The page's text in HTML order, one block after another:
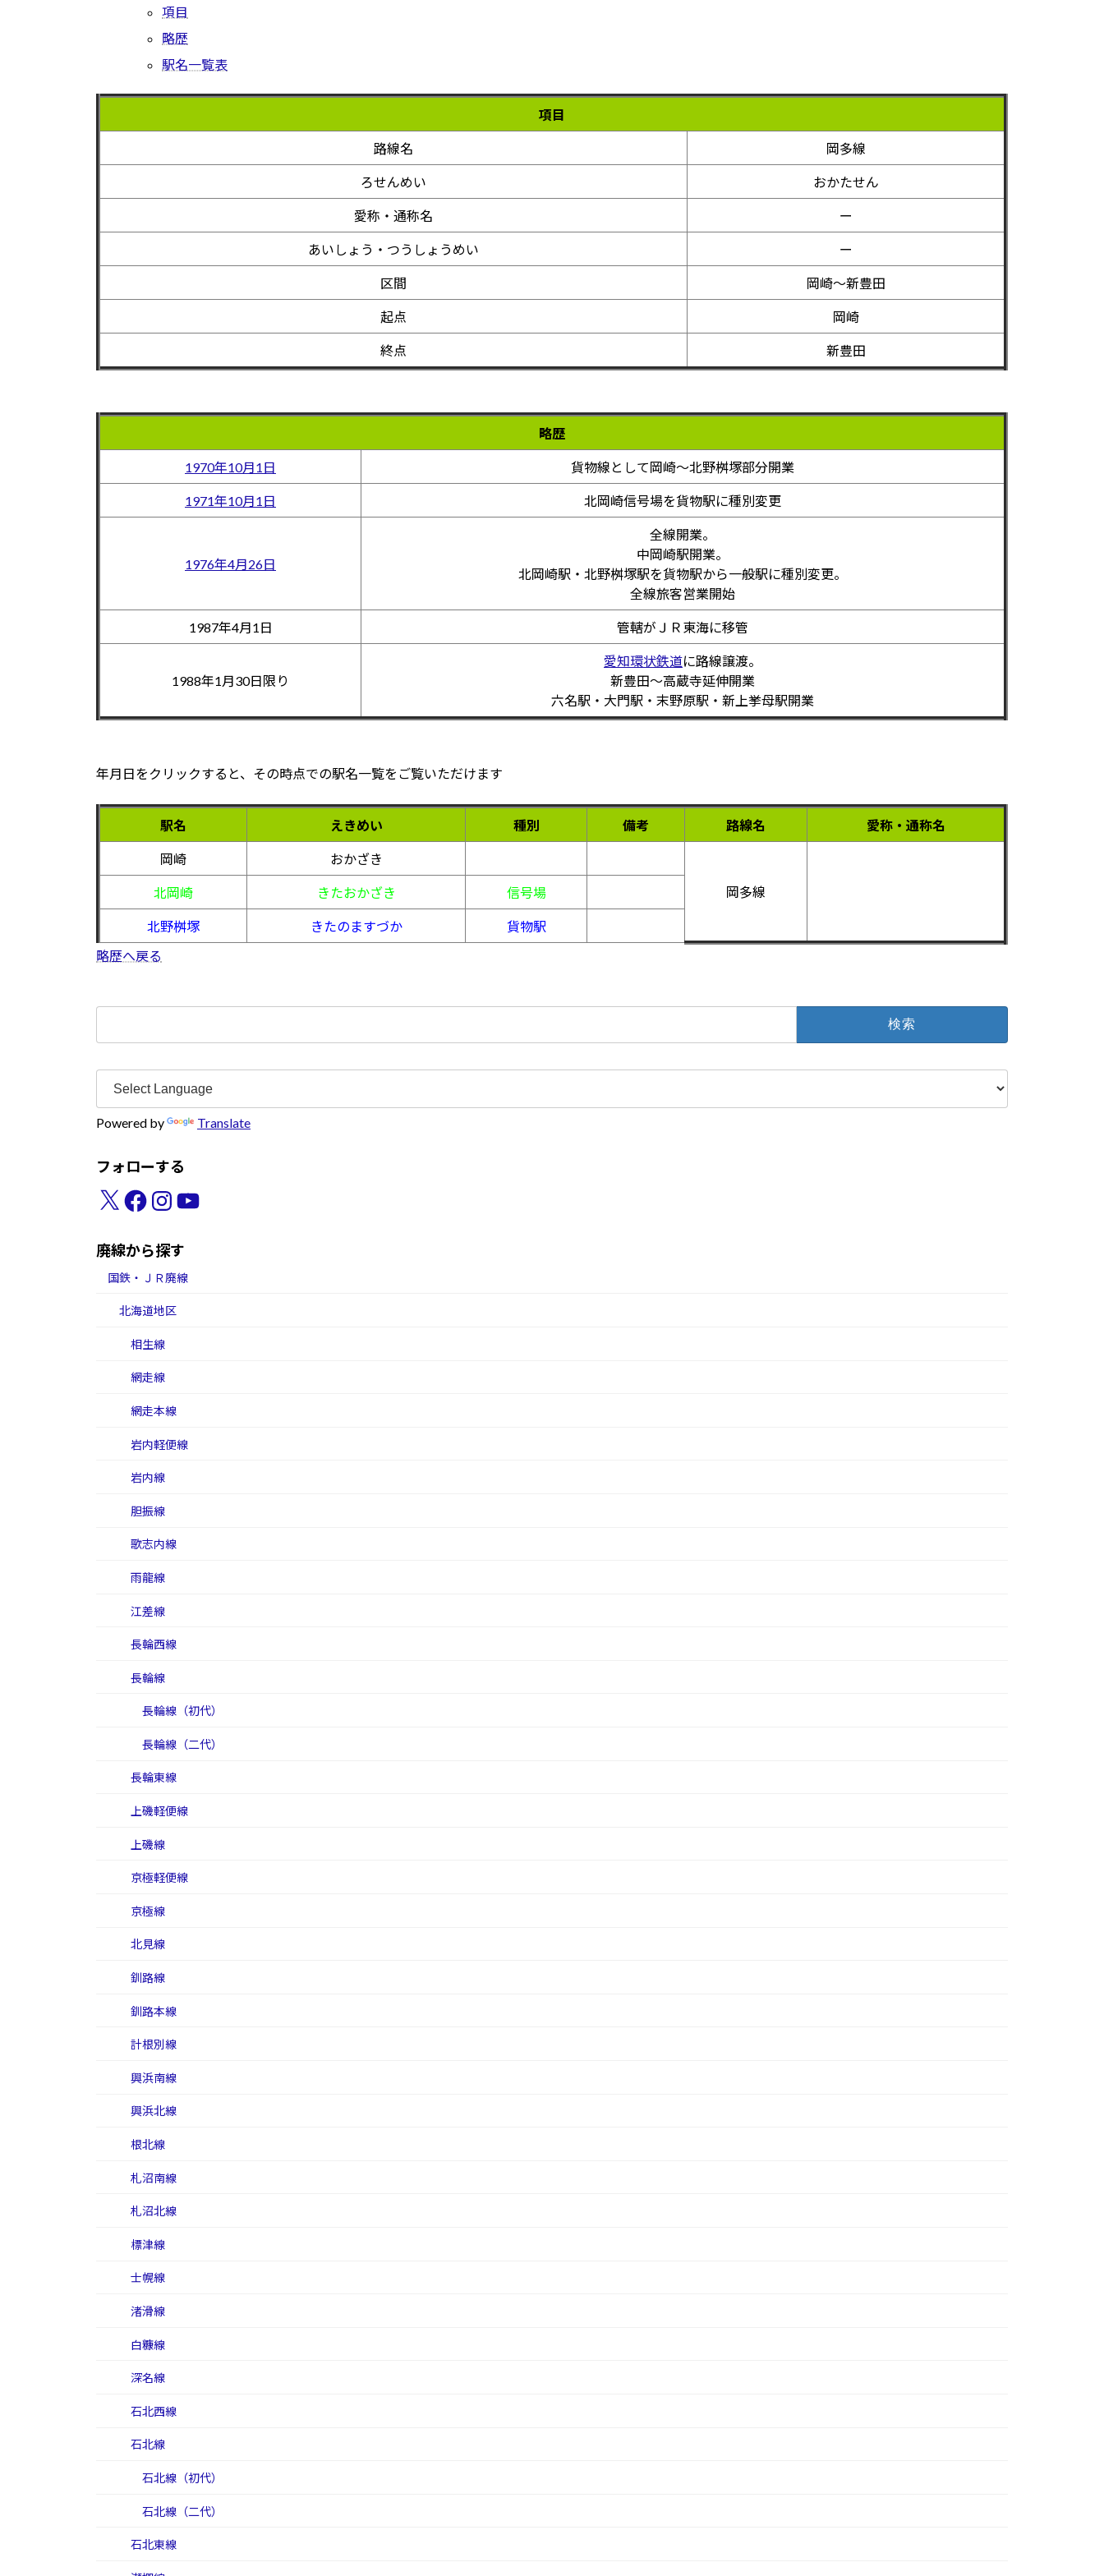
項目
略歴
駅名一覧表
項目
路線名 岡多線
ろせんめい おかたせん
愛称・通称名 ー
あいしょう・つうしょうめい ー
区間 岡崎～新豊田
起点 岡崎
終点 新豊田
略歴
1970年10月1日 貨物線として岡崎～北野桝塚部分開業
1971年10月1日 北岡崎信号場を貨物駅に種別変更
1976年4月26日
全線開業。
中岡崎駅開業。
北岡崎駅・北野桝塚駅を貨物駅から一般駅に種別変更。
全線旅客営業開始
1987年4月1日 管轄がＪＲ東海に移管
1988年1月30日限り
愛知環状鉄道に路線譲渡。
新豊田～高蔵寺延伸開業
六名駅・大門駅・末野原駅・新上挙母駅開業
年月日をクリックすると、その時点での駅名一覧をご覧いただけます
駅名 えきめい 種別 備考 路線名 愛称・通称名
岡崎 おかざき
岡多線
北岡崎 きたおかざき 信号場
北野桝塚 きたのますづか
貨物駅
略歴へ戻る
Powered by Translate
フォローする
X Facebook
InstagramYouTube
廃線から探す
国鉄・ＪＲ廃線
北海道地区
相生線
網走線
網走本線
岩内軽便線
岩内線
胆振線
歌志内線
雨龍線
江差線
長輪西線
長輪線
長輪線（初代）
長輪線（二代）
長輪東線
上磯軽便線
上磯線
京極軽便線
京極線
北見線
釧路線
釧路本線
計根別線
興浜南線
興浜北線
根北線
札沼南線
札沼北線
標津線
士幌線
渚滑線
白糠線
深名線
石北西線
石北線
石北線（初代）
石北線（二代）
石北東線